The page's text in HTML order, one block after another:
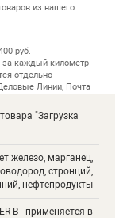
из нашего
руб.
каждый километр
отдельно
Линии, Почта
"Загрузка
железо, марганец,
стронций,
нефтепродукты
B - применяется в